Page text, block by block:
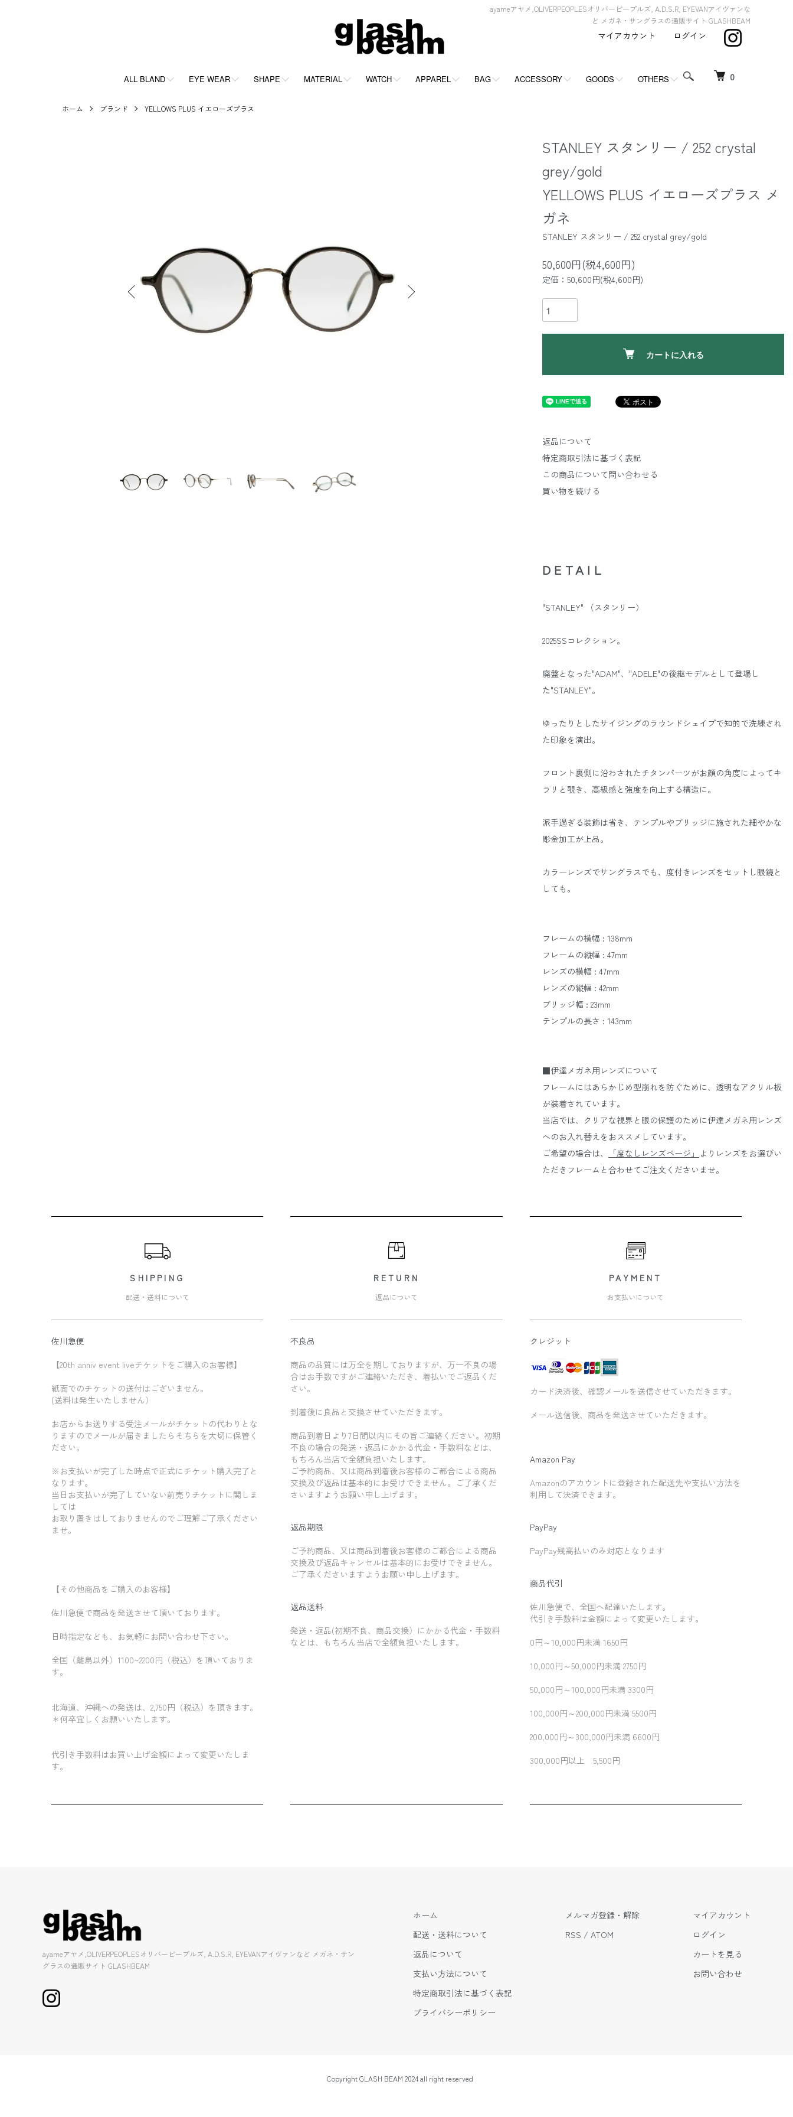
ayameアヤメ,OLIVERPEOPLESオリバーピープルズ, A.D.S.R, EYEVANアイヴァンな
ど メガネ・サングラスの通販サイト GLASHBEAM
0
ALL BLAND EYE WEAR SHAPE MATERIAL WATCH APPAREL BAG ACCESSORY GOODS OTHERS
マイアカウント ログイン
ホーム ブランド YELLOWS PLUS イエローズプラス
STANLEY スタンリー / 252 crystal
grey/gold
YELLOWS PLUS イエローズプラス メ
ガネ
STANLEY スタンリー / 252 crystal grey/gold
50,600円(税4,600円)
定価：50,600円(税4,600円)
カートに入れる
返品について
特定商取引法に基づく表記
この商品について問い合わせる
買い物を続ける
DETAIL
"STANLEY" （スタンリー）
2025SSコレクション。
廃盤となった"ADAM"、"ADELE"の後継モデルとして登場し
た"STANLEY"。
ゆったりとしたサイジングのラウンドシェイプで知的で洗練され
た印象を演出。
フロント裏側に沿わされたチタンパーツがお顔の角度によってキ
ラリと覗き、高級感と強度を向上する構造に。
派手過ぎる装飾は省き、テンプルやブリッジに施された細やかな
彫金加工が上品。
カラーレンズでサングラスでも、度付きレンズをセットし眼鏡と
しても。
フレームの横幅 : 138mm
フレームの縦幅 : 47mm
レンズの横幅 : 47mm
レンズの縦幅 : 42mm
ブリッジ幅 : 23mm
テンプルの長さ : 143mm
■伊達メガネ用レンズについて
フレームにはあらかじめ型崩れを防ぐために、透明なアクリル板
が装着されています。
当店では、クリアな視界と眼の保護のために伊達メガネ用レンズ
へのお入れ替えをおススメしています。
ご希望の場合は、
「度なしレンズページ」 よりレンズをお選びい
ただきフレームと合わせてご注文くださいませ。
SHIPPING
配送・送料について
佐川急便
【20th anniv event liveチケットをご購入のお客様】
紙面でのチケットの送付はございません。
(送料は発生いたしません）
お店からお送りする受注メールがチケットの代わりとな
りますのでメールが届きましたらそちらを大切に保管く
ださい。
※お支払いが完了した時点で正式にチケット購入完了と
なります。
当日お支払いが完了していない前売りチケットに関しま
しては
お取り置きはしておりませんのでご理解ご了承ください
ませ。
【その他商品をご購入のお客様】
佐川急便で商品を発送させて頂いております。
日時指定なども、お気軽にお問い合わせ下さい。
全国（離島以外）1100~2200円（税込）を頂いておりま
す。
北海道、沖縄への発送は、2,750円（税込）を頂きます。
＊何卒宜しくお願いいたします。
代引き手数料はお買い上げ金額によって変更いたしま
す。
RETURN
返品について
不良品
商品の品質には万全を期しておりますが、万一不良の場
合はお手数ですがご連絡いただき、着払いでご返品くだ
さい。
到着後に良品と交換させていただきます。
商品到着日より7日間以内にその旨ご連絡ください。初期
不良の場合の発送・返品にかかる代金・手数料などは、
もちろん当店で全額負担いたします。
ご予約商品、又は商品到着後お客様のご都合による商品
交換及び返品は基本的にお受けできません。ご了承くだ
さいますようお願い申し上げます。
返品期限
ご予約商品、又は商品到着後お客様のご都合による商品
交換及び返品キャンセルは基本的にお受けできません。
ご了承くださいますようお願い申し上げます。
返品送料
発送・返品(初期不良、商品交換）にかかる代金・手数料
などは、もちろん当店で全額負担いたします。
PAYMENT
お支払いについて
クレジット
カード決済後、確認メールを送信させていただきます。
メール送信後、商品を発送させていただきます。
Amazon Pay
Amazonのアカウントに登録された配送先や支払い方法を
利用して決済できます。
PayPay
PayPay残高払いのみ対応となります
商品代引
佐川急便で、全国へ配達いたします。
代引き手数料は金額によって変更いたします。
0円～10,000円未満 1650円
10,000円～50,000円未満 2750円
50,000円～100,000円未満 3300円
100,000円～200,000円未満 5500円
200,000円～300,000円未満 6600円
300,000円以上 5,500円
ayameアヤメ,OLIVERPEOPLESオリバーピープルズ, A.D.S.R, EYEVANアイヴァンなど メガネ・サン
グラスの通販サイト GLASHBEAM
ホーム
配送・送料について
返品について
支払い方法について
特定商取引法に基づく表記
プライバシーポリシー
メルマガ登録・解除
RSS / ATOM
マイアカウント
ログイン
カートを見る
お問い合わせ
Copyright GLASH BEAM 2024 all right reserved